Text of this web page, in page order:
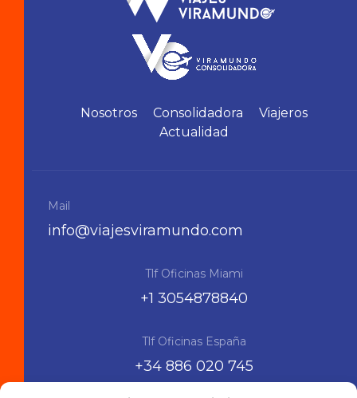
Nosotros Consolidadora
Viajeros
Actualidad
Mail
info@viajesviramundo.com
Tlf Oficinas Miami
+1 3054878840
Tlf Oficinas España
+34 886 020 745